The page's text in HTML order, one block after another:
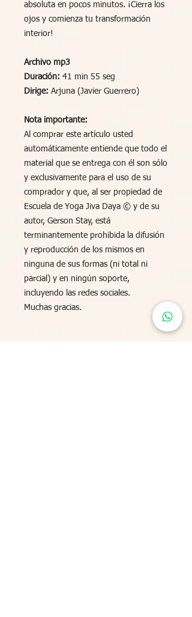
absoluta en pocos minutos. ¡Cierra los
ojos y comienza tu transformación
interior!
Archivo mp3
Duración: 41 min 55 seg
Dirige: Arjuna (Javier Guerrero)
Nota importante:
Al comprar este artículo usted
automáticamente entiende que todo el
material que se entrega con él son sólo
y exclusivamente para el uso de su
comprador y que, al ser propiedad de
Escuela de Yoga Jiva Daya © y de su
autor, Gerson Stay, está
terminantemente prohibida la difusión
y reproducción de los mismos en
ninguna de sus formas (ni total ni
parcial) y en ningún soporte,
incluyendo las redes sociales.
Muchas gracias.